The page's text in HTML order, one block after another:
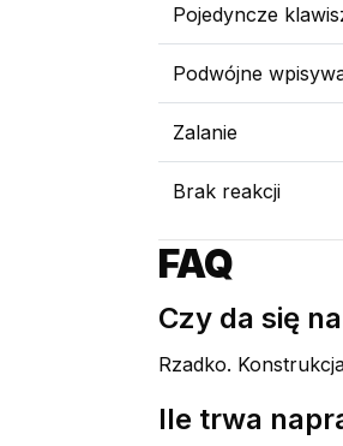
Pojedyncze
Podwójne
Zalanie
Brak reakcji
FAQ
Czy da się
Rzadko.
Ile trwa